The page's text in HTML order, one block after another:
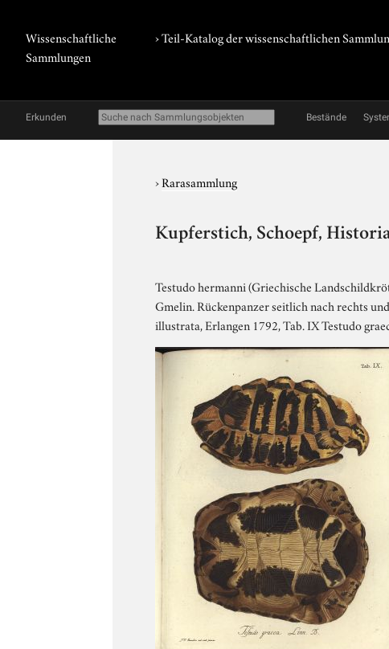
Wissenschaftliche
Sammlungen
› Teil-Katalog der wissenschaftlichen
Erkunden Bestände
›Rarasammlung
Kupferstich, Schoepf,
Testudo hermanni (Griechische
Gmelin. Rückenpanzer seitlich nach rechts
illustrata, Erlangen 1792, Tab. IX Testudo